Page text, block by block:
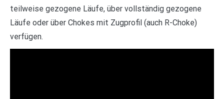
teilweise gezogene Läufe, über vollständig gezogene
Läufe oder über Chokes mit Zugprofil (auch R-Choke)
verfügen.